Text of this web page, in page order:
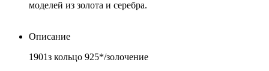
моделей из золота и серебра.
Описание
1901з кольцо 925*/золочение